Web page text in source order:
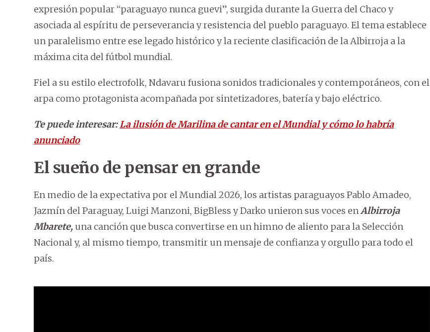
expresión popular “paraguayo nunca guevi”, surgida durante la Guerra del Chaco y
asociada al espíritu de perseverancia y resistencia del pueblo paraguayo. El tema establece
un paralelismo entre ese legado histórico y la reciente clasificación de la Albirroja a la
máxima cita del fútbol mundial.
Fiel a su estilo electrofolk, Ndavaru fusiona sonidos tradicionales y contemporáneos, con el
arpa como protagonista acompañada por sintetizadores, batería y bajo eléctrico.
Te puede interesar:La ilusión de Marilina de cantar en el Mundial y cómo lo habría
anunciado
El sueño de pensar en grande
En medio de la expectativa por el Mundial 2026, los artistas paraguayos Pablo Amadeo,
Jazmín del Paraguay, Luigi Manzoni, BigBless y Darko unieron sus voces enAlbirroja
Mbarete, una canción que busca convertirse en un himno de aliento para la Selección
Nacional y, al mismo tiempo, transmitir un mensaje de confianza y orgullo para todo el
país.